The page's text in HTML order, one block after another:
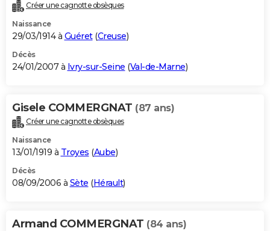
Créer une cagnotte obsèques
Naissance
29/03/1914 à Guéret(Creuse)
Décès
24/01/2007 à Ivry-sur-Seine (Val-de-Marne)
Gisele COMMERGNAT (87 ans)
Créer une cagnotte obsèques
Naissance
13/01/1919 à Troyes (Aube)
Décès
08/09/2006 à Sète (Hérault)
Armand COMMERGNAT (84 ans)